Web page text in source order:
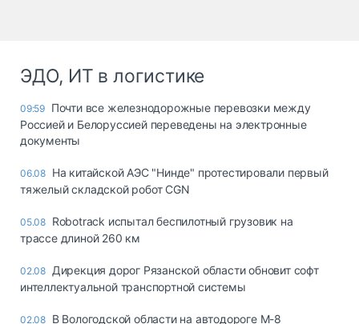
ЭДО, ИТ в логистике
09:59 Почти все железнодорожные перевозки между
Россией и Белоруссией переведены на электронные
документы
06.08 На китайской АЭС "Нинде" протестировали первый
тяжелый складской робот CGN
05.08 Robotrack испытал беспилотный грузовик на
трассе длиной 260 км
02.08 Дирекция дорог Рязанской области обновит софт
интеллектуальной транспортной системы
02.08 В Вологодской области на автодороге М-8